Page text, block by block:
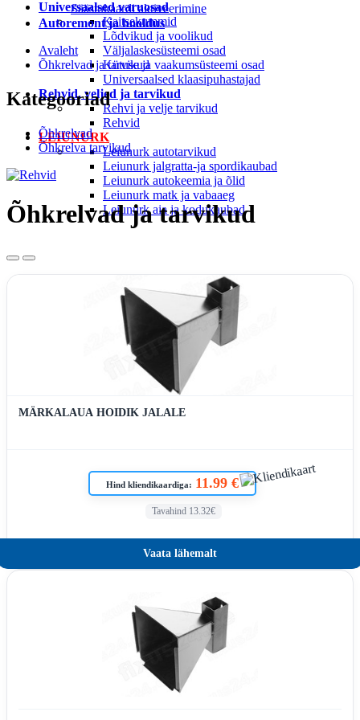
Universaalsed varuosad
Kaitsekummid
Lõdvikud ja voolikud
Väljalaskesüsteemi osad
Kütuse ja vaakumsüsteemi osad
Universaalsed klaasipuhastajad
Rehvid, veljed ja tarvikud
Rehvi ja velje tarvikud
Rehvid
LEIUNURK
Leiunurk autotarvikud
Leiunurk jalgratta-ja spordikaubad
Leiunurk autokeemia ja õlid
Leiunurk matk ja vabaaeg
Leiunurk aia ja kodukaubad
Säästukaardi aktiveerimine
Autoremont ja hooldus
Avaleht
Õhkrelvad ja tarvikud
Kategooriad
Õhkrelvad
Õhkrelva tarvikud
Õhkrelvad ja tarvikud
MÄRKALAUA HOIDIK JALALE
Hind kliendikaardiga: 11.99 €
Tavahind 13.32€
Vaata lähemalt